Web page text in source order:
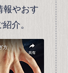
報やおす
介。